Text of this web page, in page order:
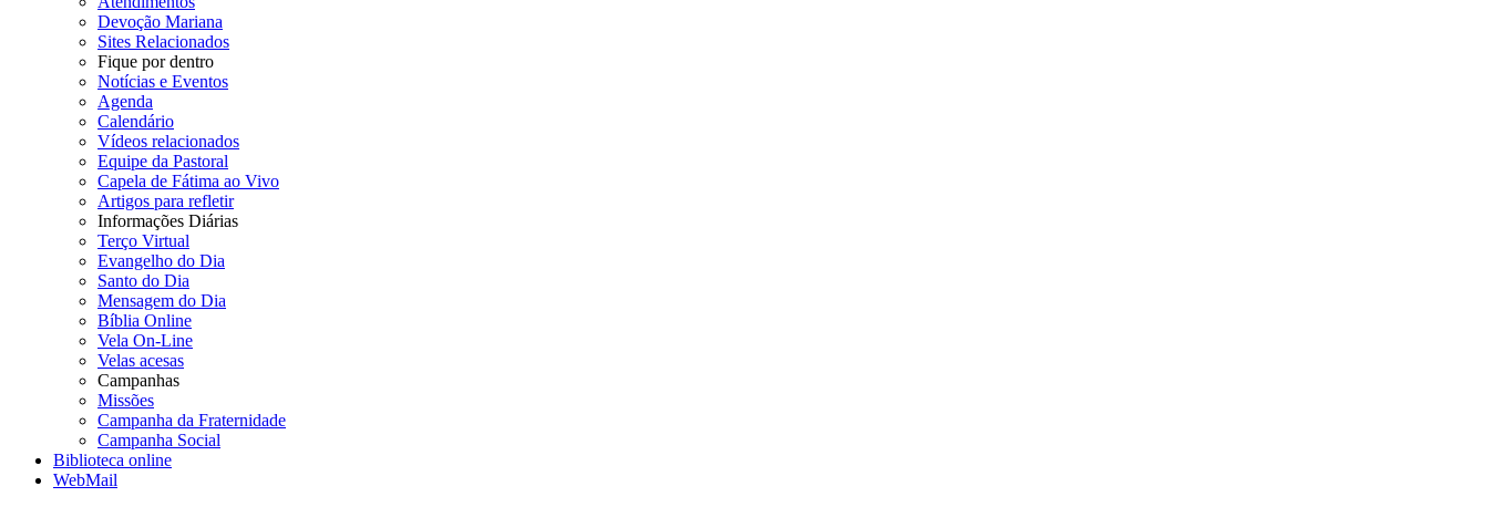
Devoção Mariana
Sites Relacionados
Fique por dentro
Notícias e Eventos
Agenda
Calendário
Vídeos relacionados
Equipe da Pastoral
Capela de Fátima ao Vivo
Artigos para refletir
Informações Diárias
Terço Virtual
Evangelho do Dia
Santo do Dia
Mensagem do Dia
Bíblia Online
Vela On-Line
Velas acesas
Campanhas
Missões
Campanha da Fraternidade
Campanha Social
Biblioteca online
WebMail